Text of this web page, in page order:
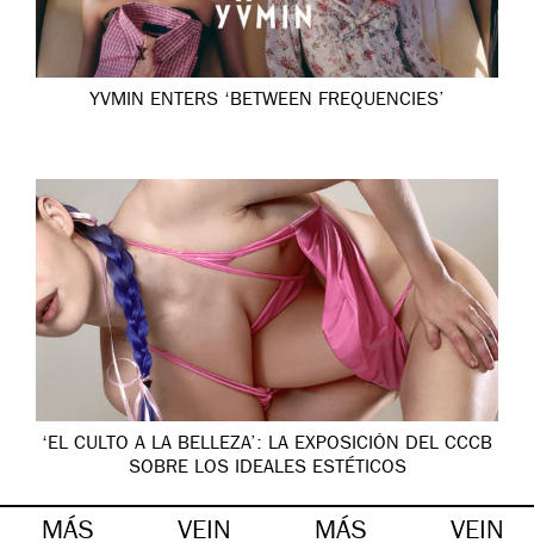
YVMIN ENTERS ‘BETWEEN FREQUENCIES’
‘EL CULTO A LA BELLEZA’: LA EXPOSICIÓN DEL CCCB
SOBRE LOS IDEALES ESTÉTICOS
MÁS VEIN MÁS VEIN